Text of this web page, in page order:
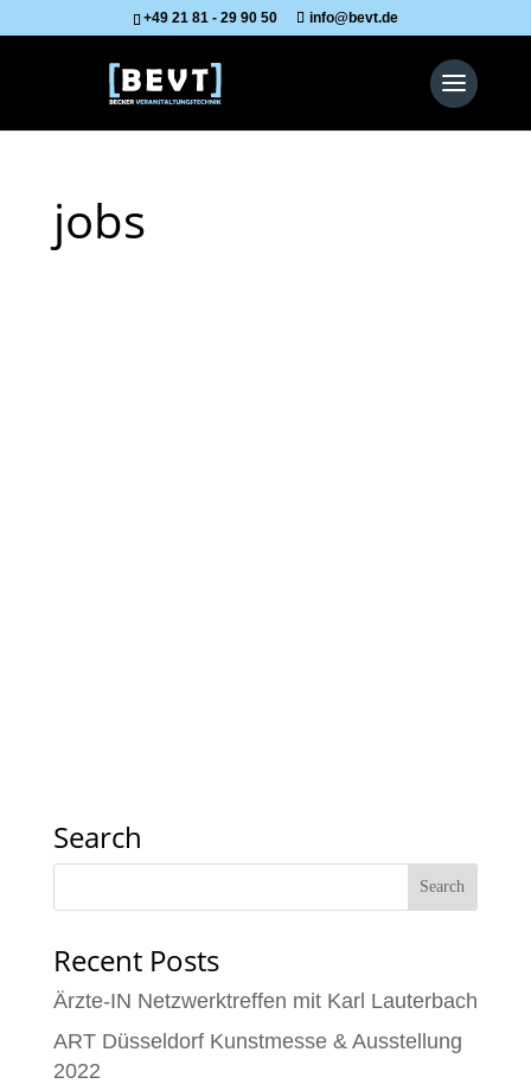
+49 21 81 - 29 90 50 info@bevt.de
jobs
Search
Recent Posts
Ärzte-IN Netzwerktreffen mit Karl Lauterbach
ART Düsseldorf Kunstmesse & Ausstellung
2022